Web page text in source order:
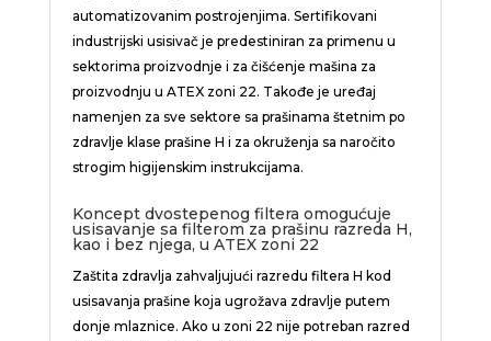
automatizovanim postrojenjima. Sertifikovani
industrijski usisivač je predestiniran za primenu u
sektorima proizvodnje i za čišćenje mašina za
proizvodnju u ATEX zoni 22. Takođe je uređaj
namenjen za sve sektore sa prašinama štetnim po
zdravlje klase prašine H i za okruženja sa naročito
strogim higijenskim instrukcijama.
Koncept dvostepenog filtera omogućuje
usisavanje sa filterom za prašinu razreda H,
kao i bez njega, u ATEX zoni 22
Zaštita zdravlja zahvaljujući razredu filtera H kod
usisavanja prašine koja ugrožava zdravlje putem
donje mlaznice. Ako u zoni 22 nije potreban razred